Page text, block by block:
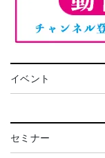
イベント
セミナー